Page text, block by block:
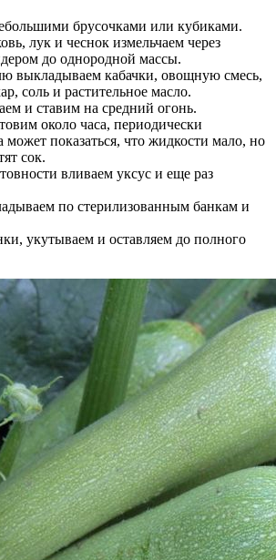
брусочками или кубиками.
лук и чеснок измельчаем через
до однородной массы.
выкладываем кабачки, овощную смесь,
соль и растительное масло.
и ставим на средний огонь.
около часа, периодически
показаться, что жидкости мало, но
сок.
вливаем уксус и еще раз
по стерилизованным банкам и
укутываем и оставляем до полного